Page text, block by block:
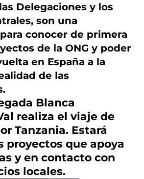
Delegaciones y los
son una
conocer de primera
de la ONG y poder
en España a la
de las
Blanca
realiza el viaje de
Tanzania. Estará
proyectos que apoya
y en contacto con
locales.